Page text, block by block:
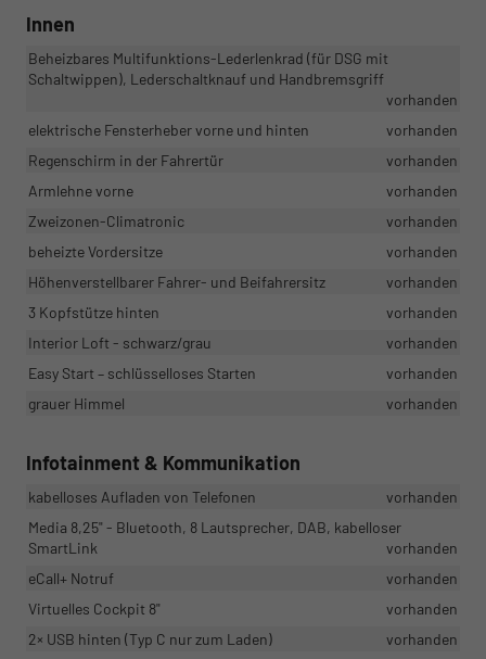
Innen
Beheizbares Multifunktions-Lederlenkrad (für DSG mit
Schaltwippen), Lederschaltknauf und Handbremsgriff
vorhanden
elektrische Fensterheber vorne und hinten
vorhanden
Regenschirm in der Fahrertür
vorhanden
Armlehne vorne
vorhanden
Zweizonen-Climatronic
vorhanden
beheizte Vordersitze
vorhanden
Höhenverstellbarer Fahrer- und Beifahrersitz
vorhanden
3 Kopfstütze hinten
vorhanden
Interior Loft - schwarz/grau
vorhanden
Easy Start – schlüsselloses Starten
vorhanden
grauer Himmel
vorhanden
Infotainment & Kommunikation
kabelloses Aufladen von Telefonen
vorhanden
Media 8,25" - Bluetooth, 8 Lautsprecher, DAB, kabelloser
SmartLink
vorhanden
eCall+ Notruf
vorhanden
Virtuelles Cockpit 8"
vorhanden
2× USB hinten (Typ C nur zum Laden)
vorhanden